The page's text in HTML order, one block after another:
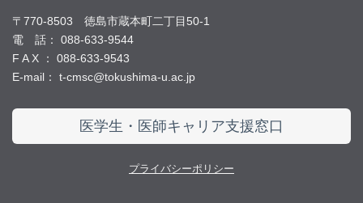
〒770-8503 徳島市蔵本町二丁目50-1
電 話： 088-633-9544
F A X ： 088-633-9543
E-mail： t-cmsc@tokushima-u.ac.jp
医学生・医師キャリア支援窓口
プライバシーポリシー